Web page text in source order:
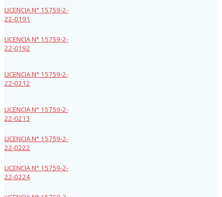
LICENCIA N° 15759-2-
22-0191
LICENCIA N° 15759-2-
22-0192
LICENCIA N° 15759-2-
22-0212
LICENCIA N° 15759-2-
22-0213
LICENCIA N° 15759-2-
22-0222
LICENCIA N° 15759-2-
22-0224